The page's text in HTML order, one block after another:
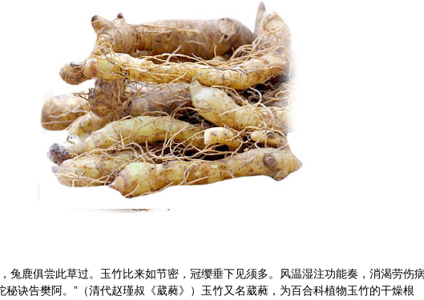
兔鹿俱尝此草过。玉竹比来如节密，冠缨垂下见须多。风温湿注功能奏，消渴劳伤
秘诀告樊阿。”（清代赵瑾叔《葳蕤》）玉竹又名葳蕤，为百合科植物玉竹的干燥根